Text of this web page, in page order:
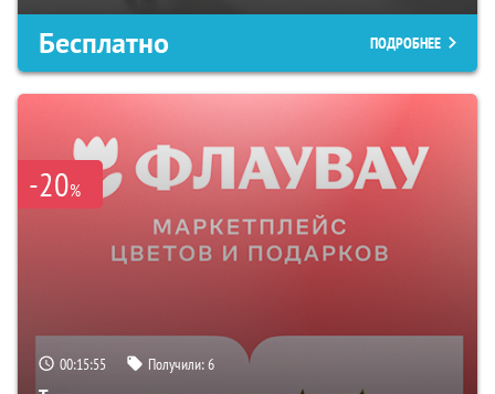
Бесплатно ПОДРОБНЕЕ
-20%
00:15:54 Получили:6